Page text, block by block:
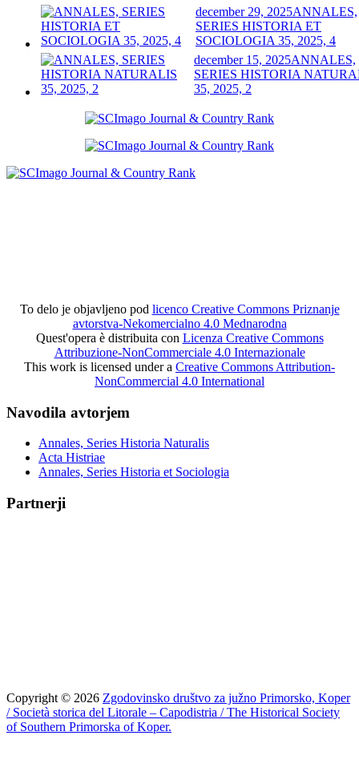
december 29, 2025ANNALES,
SERIES HISTORIA ET
SOCIOLOGIA 35, 2025, 4
december 15, 2025ANNALES,
SERIES HISTORIA
35, 2025, 2
To delo je objavljeno pod licenco Creative Commons Priznanje
avtorstva-Nekomercialno 4.0 Mednarodna
Quest'opera è distribuita con Licenza Creative Commons
Attribuzione-NonCommerciale 4.0 Internazionale
This work is licensed under a Creative Commons Attribution-
NonCommercial 4.0 International
Navodila avtorjem
Annales, Series Historia Naturalis
Acta Histriae
Annales, Series Historia et Sociologia
Partnerji
Copyright © 2026 Zgodovinsko društvo za južno Primorsko, Koper
/ Società storica del Litorale – Capodistria / The Historical Society
of Southern Primorska of Koper.